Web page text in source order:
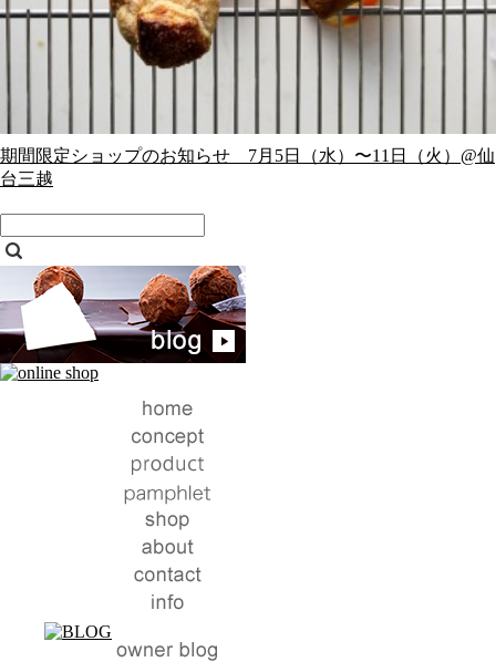
期間限定ショップのお知らせ 7月5日（水）〜11日（火）@仙
台三越